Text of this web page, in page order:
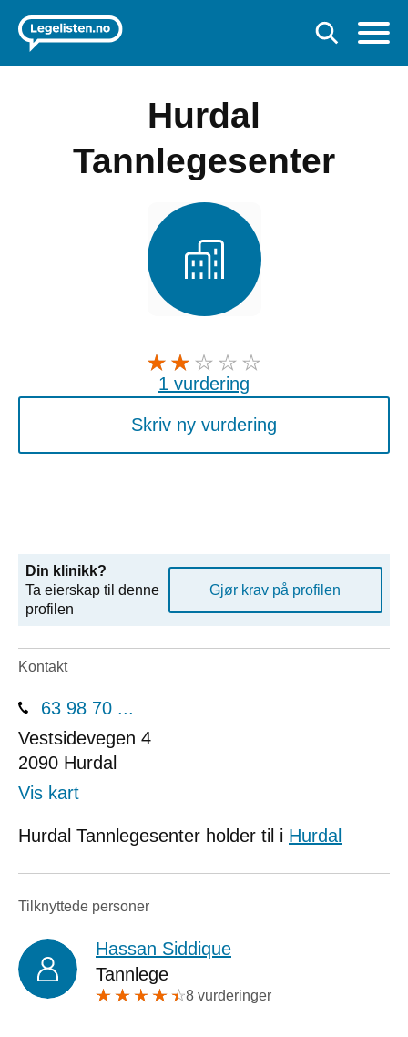
Hurdal
Tannlegesenter
1 vurdering
Skriv ny vurdering
Din klinikk?
Ta eierskap til denne
profilen
Gjør krav på profilen
Kontakt
63 98 70 ...
Vestsidevegen 4
2090 Hurdal
Vis kart
Hurdal Tannlegesenter holder til i Hurdal
Tilknyttede personer
Hassan Siddique
Tannlege
8 vurderinger